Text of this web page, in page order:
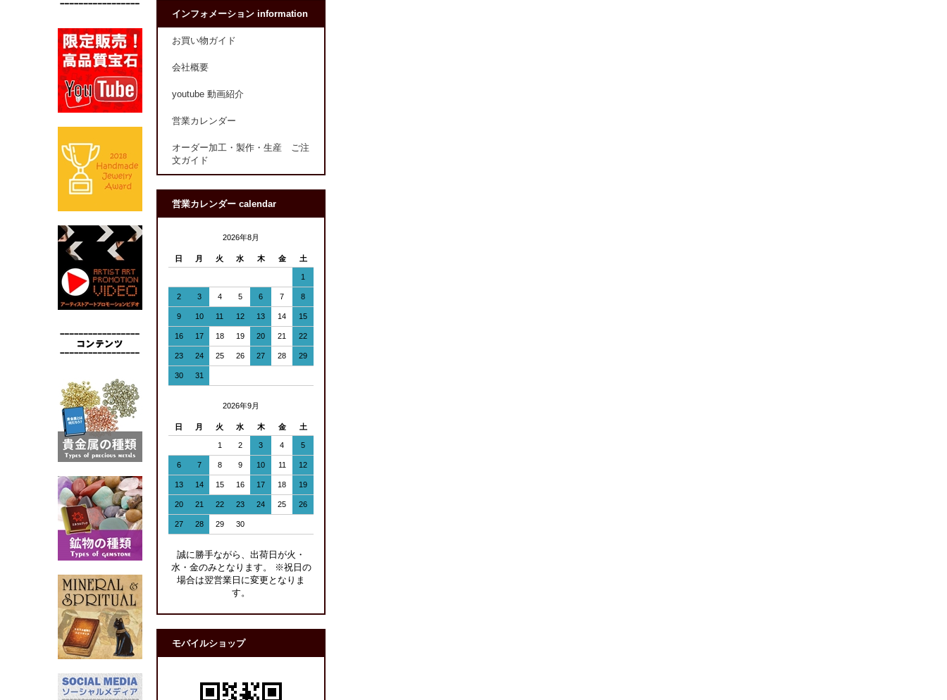
インフォメーション information
お買い物ガイド
会社概要
youtube 動画紹介
営業カレンダー
オーダー加工・製作・生産 ご注
文ガイド
営業カレンダー calendar
2026年8月
日 月 火 水 木 金 土
1
2 3 4 5 6 7 8
9 10 11 12 13 14 15
16 17 18 19 20 21 22
23 24 25 26 27 28 29
30 31
2026年9月
日 月 火 水 木 金 土
1 2 3 4 5
6 7 8 9 10 11 12
13 14 15 16 17 18 19
20 21 22 23 24 25 26
27 28 29 30
誠に勝手ながら、出荷日が火・
水・金のみとなります。 ※祝日の
場合は翌営業日に変更となりま
す。
モバイルショップ